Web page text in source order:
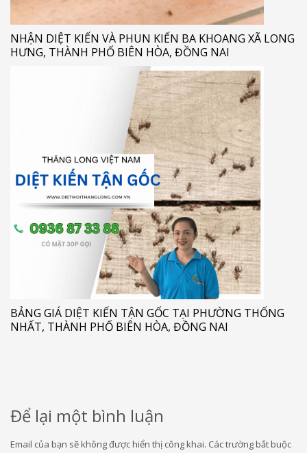
NHẬN DIỆT KIẾN VÀ PHUN KIẾN BA KHOANG XÃ LONG
HƯNG, THÀNH PHỐ BIÊN HÒA, ĐỒNG NAI
BẢNG GIÁ DIỆT KIẾN TẬN GỐC TẠI PHƯỜNG THỐNG
NHẤT, THÀNH PHỐ BIÊN HÒA, ĐỒNG NAI
Để lại một bình luận
Email của bạn sẽ không được hiển thị công khai. Các trường bắt buộc